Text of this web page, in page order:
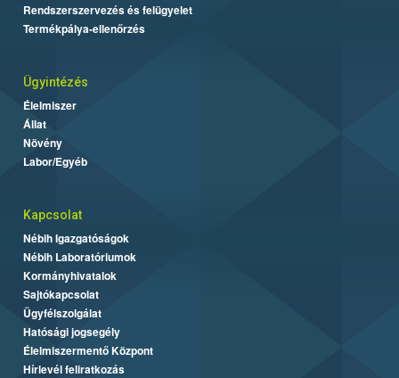
Rendszerszervezés és felügyelet
Termékpálya-ellenőrzés
Ügyintézés
Élelmiszer
Állat
Növény
Labor/Egyéb
Kapcsolat
Nébih Igazgatóságok
Nébih Laboratóriumok
Kormányhivatalok
Sajtókapcsolat
Ügyfélszolgálat
Hatósági jogsegély
Élelmiszermentő Központ
Hírlevél feliratkozás